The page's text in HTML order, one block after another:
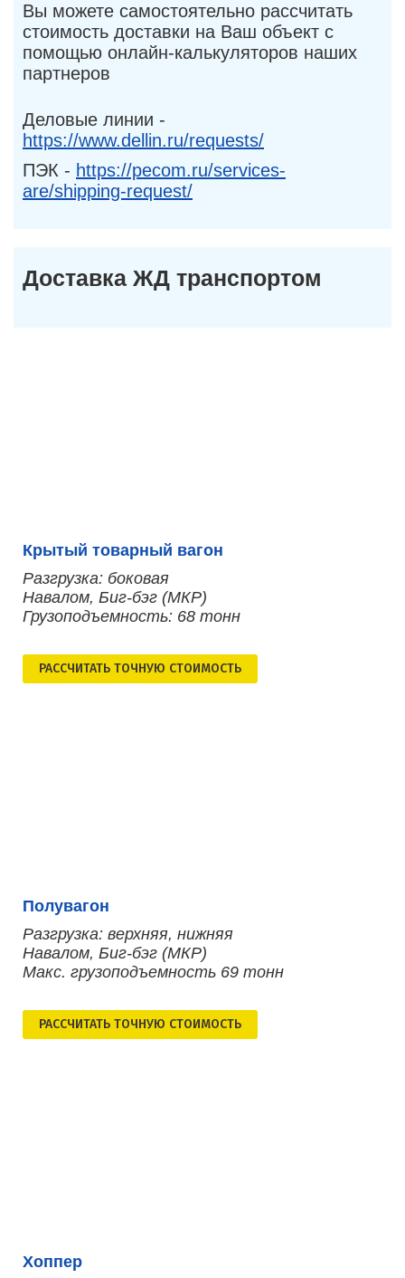
Вы можете самостоятельно рассчитать
стоимость доставки на Ваш объект с
помощью онлайн-калькуляторов наших
партнеров
Деловые линии -
https://www.dellin.ru/requests/
ПЭК - https://pecom.ru/services-
are/shipping-request/
Доставка ЖД транспортом
Крытый товарный вагон
Разгрузка: боковая
Навалом, Биг-бэг (МКР)
Грузоподъемность: 68 тонн
РАСCЧИТАТЬ ТОЧНУЮ СТОИМОСТЬ
Полувагон
Разгрузка: верхняя, нижняя
Навалом, Биг-бэг (МКР)
Макс. грузоподъемность 69 тонн
РАСCЧИТАТЬ ТОЧНУЮ СТОИМОСТЬ
Хоппер